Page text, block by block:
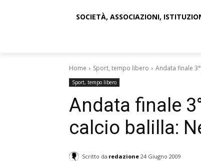
SOCIETÀ, ASSOCIAZIONI,
Home Sport, tempo libero Andata finale
Sport, tempo libero
Andata finale
calcio balilla:
Scritto da redazione 24 Giugno 2009